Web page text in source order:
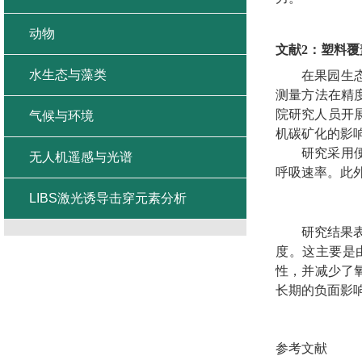
文献2 ： 塑料
在果园生
测量方法在精
院研究人员开
机碳矿化的影
研究采用
呼吸速率。此
研究结果
度。这主要是
性，并减少了
长期的负面影
参考文献
动物
水生态与藻类
气候与环境
无人机遥感与光谱
LIBS激光诱导击穿元素分析